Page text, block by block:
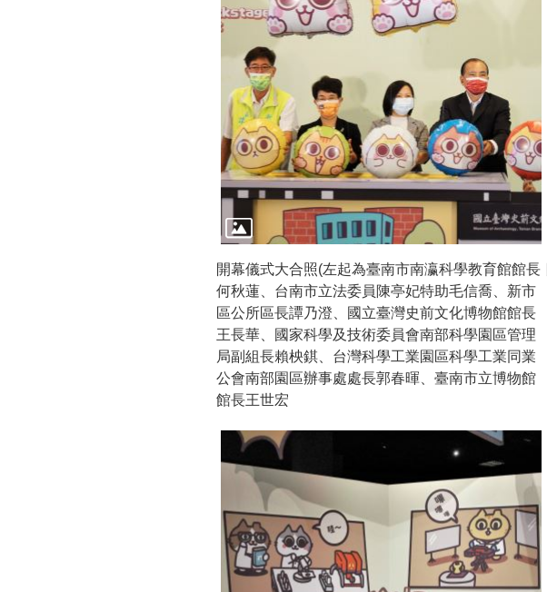
開幕儀式大合照(左起為臺南市南瀛科學教育館館長
何秋蓮、台南市立法委員陳亭妃特助毛信喬、新市
區公所區長譚乃澄、國立臺灣史前文化博物館館長
王長華、國家科學及技術委員會南部科學園區管理
局副組長賴柍錤、台灣科學工業園區科學工業同業
公會南部園區辦事處處長郭春暉、臺南市立博物館
館長王世宏